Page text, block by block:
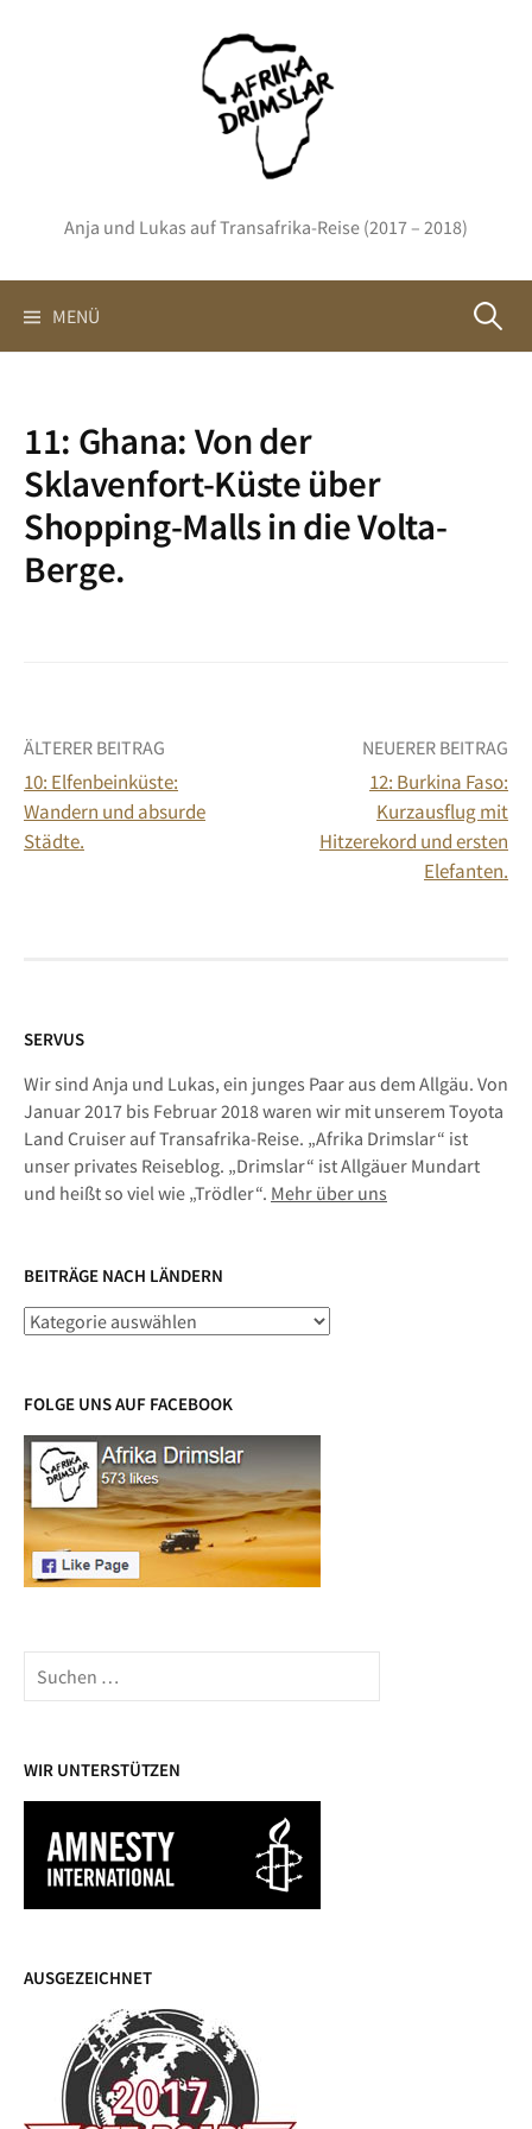
Anja und Lukas auf Transafrika-Reise (2017 – 2018)
MENÜ Suchen
11: Ghana: Von der
Sklavenfort-Küste über
Shopping-Malls in die Volta-
Berge.
Beitrags-
Navigation
ÄLTERER BEITRAG
10: Elfenbeinküste:
Wandern und absurde
Städte.
NEUERER BEITRAG
12: Burkina Faso:
Kurzausflug mit
Hitzerekord und ersten
Elefanten.
SERVUS
Wir sind Anja und Lukas, ein junges Paar aus dem Allgäu. Von
Januar 2017 bis Februar 2018 waren wir mit unserem Toyota
Land Cruiser auf Transafrika-Reise. „Afrika Drimslar“ ist
unser privates Reiseblog. „Drimslar“ ist Allgäuer Mundart
und heißt so viel wie „Trödler“. Mehr über uns
BEITRÄGE NACH LÄNDERN
Beiträge
FOLGE UNS AUF FACEBOOK
Suchen
nach:
WIR UNTERSTÜTZEN
AUSGEZEICHNET